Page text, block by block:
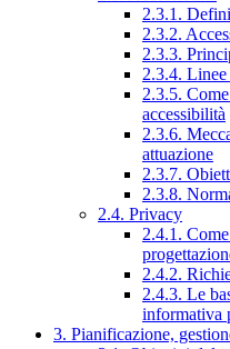
2.3.1.
2.3.2.
2.3.3.
2.3.4. Linee
2.3.5.
accessibilità
2.3.6.
attuazione
2.3.7.
2.3.8.
2.4. Privacy
2.4.1.
2.4.2.
2.4.3. Le
informativa
3. Pianificazione,